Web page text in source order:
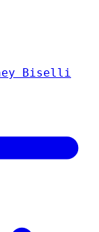
Biselli